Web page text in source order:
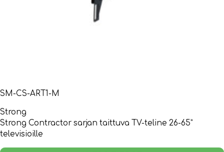
SM-CS-ART1-M
Strong
Strong Contractor sarjan taittuva TV-teline 26-65”
televisioille